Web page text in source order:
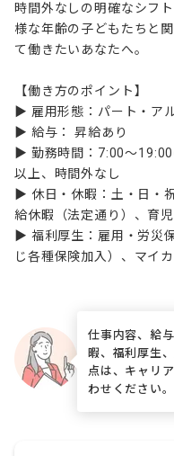
時間外なしの明確なシフ
様な年齢の子どもたちと
て働きたいあなたへ。
【働き方のポイント】
▶ 雇用形態：パート・ア
▶ 給与： 昇給あり
▶ 勤務時間：7:00〜
以上、時間外なし
▶ 休日・休暇：土・日・
給休暇（法定通り）、育
▶ 福利厚生：雇用・労災
じ各種保険加入）、マイ
仕事内容、給
暇、福利厚生
点は、キャリ
わせください。